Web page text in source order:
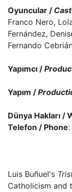
Oyuncular / Cast
Franco Nero,
Fernández,
Fernando
Yapımcı /
Yapım /
Dünya Hakları /
Telefon / Phone
Luis Buñuel's
Catholicism and